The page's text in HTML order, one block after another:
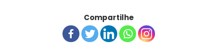
Compartilhe